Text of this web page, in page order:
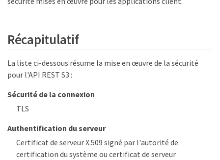
Récapitulatif
La liste ci-dessous résume la mise en œuvre de la sécurité
pour l'API REST S3 :
Sécurité de la connexion
TLS
Authentification du serveur
Certificat de serveur X.509 signé par l'autorité de
certification du système ou certificat de serveur